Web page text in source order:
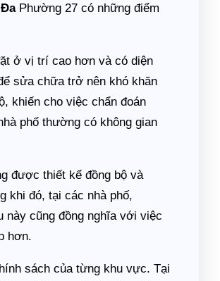
Phường 27 có những điểm
ở vị trí cao hơn và có diện
sửa chữa trở nên khó khăn
khiến cho việc chẩn đoán
phố thường có không gian
được thiết kế đồng bộ và
khi đó, tại các nhà phố,
cũng đồng nghĩa với việc
hơn.
sách của từng khu vực. Tại